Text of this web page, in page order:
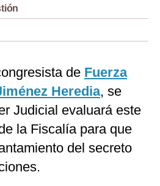
de Fuerza
Heredia, se
Judicial evaluará este
la Fiscalía para que
del secreto